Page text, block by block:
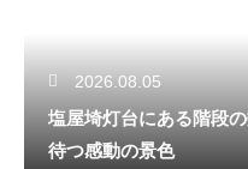
2026.08.05
塩屋埼灯台にある階段
待つ感動の景色